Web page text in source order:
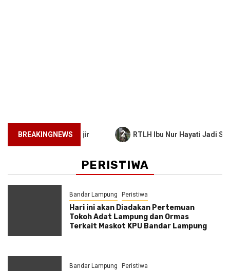
BREAKINGNEWS
2 RTLH Ibu Nur Hayati Jadi Simbol Kepedulian
PERISTIWA
Bandar Lampung Peristiwa
Hari ini akan Diadakan Pertemuan
Tokoh Adat Lampung dan Ormas
Terkait Maskot KPU Bandar Lampung
Bandar Lampung Peristiwa